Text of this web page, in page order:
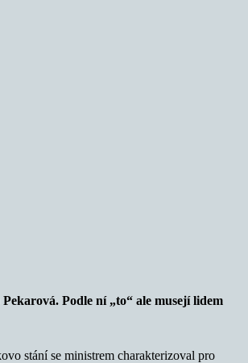
Podle ní „to“ ale musejí lidem
stání se ministrem charakterizoval pro